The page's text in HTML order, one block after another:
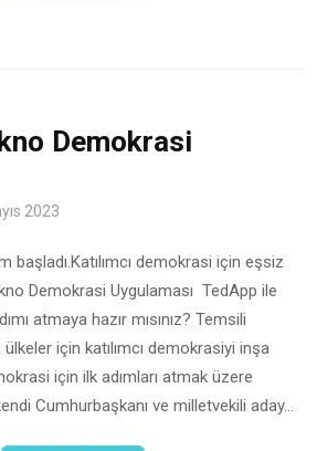
Demokrasi
2023
başladı.Katılımcı demokrasi için eşsiz
Demokrasi Uygulaması TedApp ile
atmaya hazır mısınız? Temsili
için katılımcı demokrasiyi inşa
için ilk adımları atmak üzere
Cumhurbaşkanı ve milletvekili aday…